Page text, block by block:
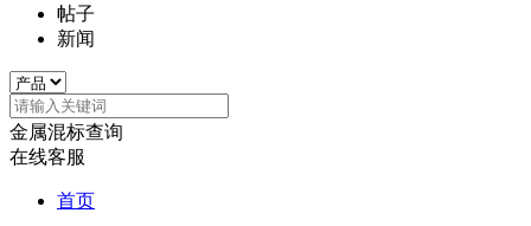
帖子
新闻
金属混标查询
在线客服
首页